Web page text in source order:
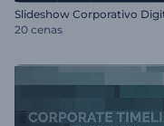
Slideshow Corporativo
20 cenas